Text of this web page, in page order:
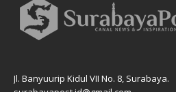
Jl. Banyuurip Kidul VII No. 8, Surabaya.